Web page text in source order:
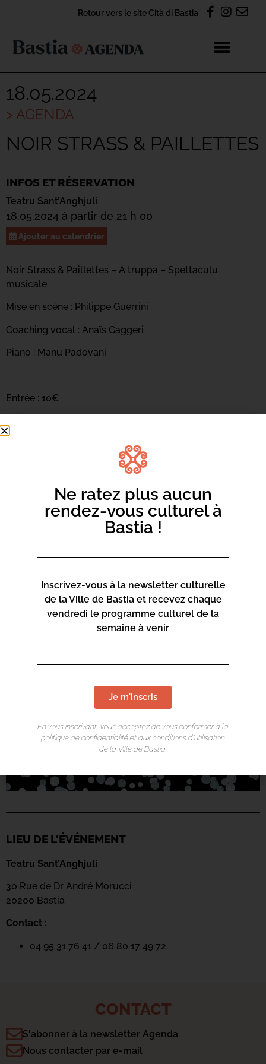
Retour vers le site Cità di Bastia
18.05.2024
> AGENDA
NOIR STRASS & PAILLETTES
INFOS ET RÉSERVATION
Teatru Sant’Anghjuli
18.05.2024 à partir de 21 h 00
Ajouter au calendrier
Noir Strass & Paillettes – A truppa – Spettaculu
musicale
Mise en scène : Philippe Guerrini
Coaching vocal : Anaïs Gaggeri
Piano : Manu Padovani
Entrée : 10€
LIEU DE L'ÉVÉNEMENT
Teatru Sant’Anghjuli
30 Rue de Dr André Morucci
20200 Bastia
Contact :
04 95 31 76 41 / 06 80 17 49 72
CONTACT
S'abonner à la newsletter Agenda
Nous contacter par e-mail
Ne ratez plus aucun
rendez-vous culturel à
Bastia !
Inscrivez-vous à la newsletter culturelle
de la Ville de Bastia et recevez chaque
vendredi le programme culturel de la
semaine à venir
Je m'inscris
En vous inscrivant, vous acceptez de vous conformer à la
politique de confidentialité et aux conditions d’utilisation
de la Ville de Bastia.